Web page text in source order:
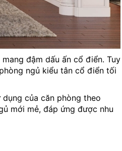
đậm dấu ấn cổ điển. Tuy
ngủ kiểu tân cổ điển tối
của căn phòng theo
mới mẻ, đáp ứng được nhu